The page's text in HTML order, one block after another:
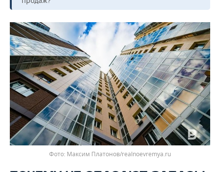
Фото: Максим Платонов/realnoevremya.ru